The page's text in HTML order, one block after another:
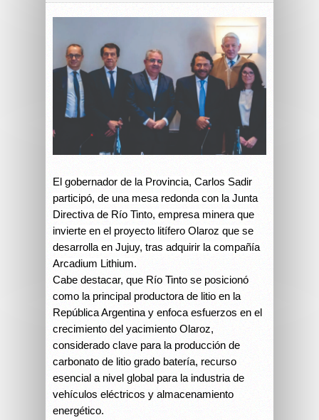
El gobernador de la Provincia, Carlos Sadir
participó, de una mesa redonda con la Junta
Directiva de Río Tinto, empresa minera que
invierte en el proyecto litífero Olaroz que se
desarrolla en Jujuy, tras adquirir la compañía
Arcadium Lithium.
Cabe destacar, que Río Tinto se posicionó
como la principal productora de litio en la
República Argentina y enfoca esfuerzos en el
crecimiento del yacimiento Olaroz,
considerado clave para la producción de
carbonato de litio grado batería, recurso
esencial a nivel global para la industria de
vehículos eléctricos y almacenamiento
energético.